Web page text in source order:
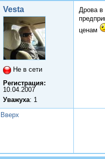
Vesta
Не в сети
Регистрация:
10.04.2007
Уважуха: 1
Дрова в
ценам
Вверх